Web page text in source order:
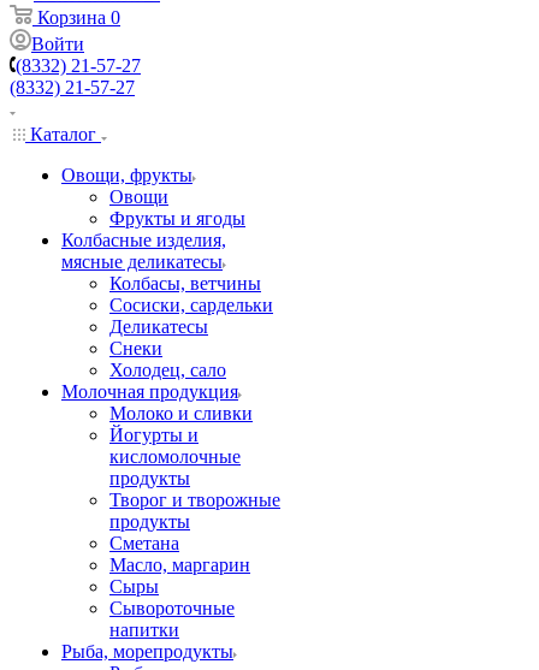
Корзина 0
Войти
(8332) 21-57-27
(8332) 21-57-27
Каталог
Овощи, фрукты
Овощи
Фрукты и ягоды
Колбасные изделия,
мясные деликатесы
Колбасы, ветчины
Сосиски, сардельки
Деликатесы
Снеки
Холодец, сало
Молочная продукция
Молоко и сливки
Йогурты и
кисломолочные
продукты
Творог и творожные
продукты
Сметана
Масло, маргарин
Сыры
Сывороточные
напитки
Рыба, морепродукты